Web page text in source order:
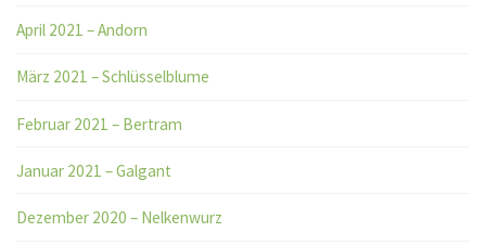
April 2021 – Andorn
März 2021 – Schlüsselblume
Februar 2021 – Bertram
Januar 2021 – Galgant
Dezember 2020 – Nelkenwurz